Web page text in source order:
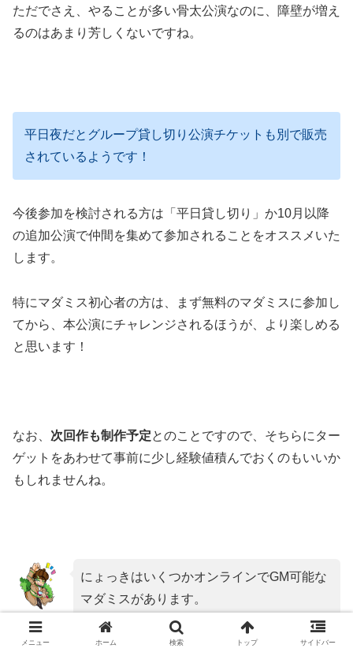
ただでさえ、やることが多い骨太公演なのに、障壁が増え
るのはあまり芳しくないですね。
平日夜だとグループ貸し切り公演チケットも別で販売
されているようです！
今後参加を検討される方は「平日貸し切り」か10月以降
の追加公演で仲間を集めて参加されることをオススメいた
します。
特にマダミス初心者の方は、まず無料のマダミスに参加し
てから、本公演にチャレンジされるほうが、より楽しめる
と思います！
なお、 次回作も制作予定とのことですので、そちらにター
ゲットをあわせて事前に少し経験値積んでおくのもいいか
もしれませんね。
にょっきはいくつかオンラインでGM可能な
マダミスがあります。
お友達とやってみたい！とかあれば、Twitter
よりご連絡ください！
メニュー ホーム 検索 トップ サイドバー